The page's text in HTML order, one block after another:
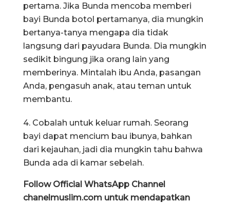
pertama. Jika Bunda mencoba memberi
bayi Bunda botol pertamanya, dia mungkin
bertanya-tanya mengapa dia tidak
langsung dari payudara Bunda. Dia mungkin
sedikit bingung jika orang lain yang
memberinya. Mintalah ibu Anda, pasangan
Anda, pengasuh anak, atau teman untuk
membantu.
4. Cobalah untuk keluar rumah. Seorang
bayi dapat mencium bau ibunya, bahkan
dari kejauhan, jadi dia mungkin tahu bahwa
Bunda ada di kamar sebelah.
Follow Official WhatsApp Channel
chanelmuslim.com untuk mendapatkan